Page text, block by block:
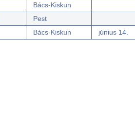
Bács-Kiskun
Pest
Bács-Kiskun június 14.